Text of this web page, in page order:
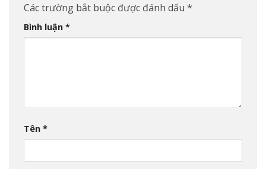
Các trường bắt buộc được đánh dấu *
Bình luận *
Tên *